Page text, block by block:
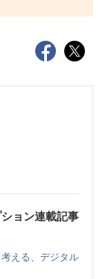
ョン連載記事
える、デジタル